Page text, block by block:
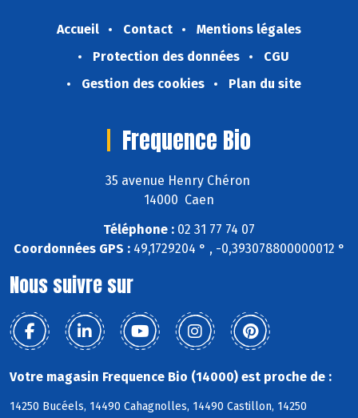
Accueil Contact
Mentions légales
Protection des données
CGU
Gestion des cookies
Plan du site
Frequence Bio
35 avenue Henry Chéron
14000 Caen
Téléphone : 02 31 77 74 07
Coordonnées GPS :49,1729204 ° , -0,393078800000012 °
Nous suivre sur
Votre magasin Frequence Bio (14000) est proche de :
14250 Bucéels, 14490 Cahagnolles, 14490 Castillon, 14250